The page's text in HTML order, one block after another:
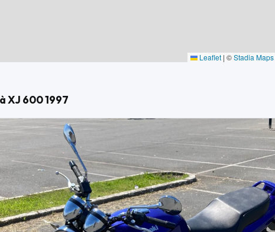
Leaflet | ©Stadia Maps
XJ 600 1997